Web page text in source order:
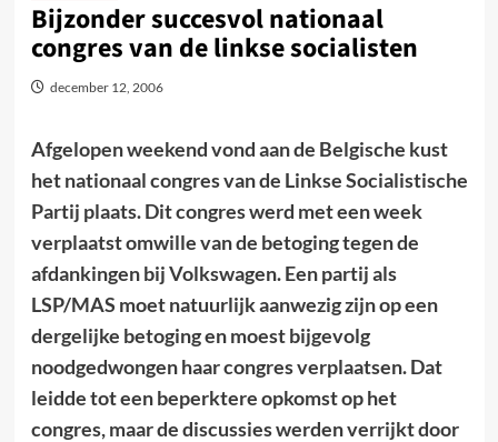
Bijzonder succesvol nationaal
congres van de linkse socialisten
december 12, 2006
Afgelopen weekend vond aan de Belgische kust
het nationaal congres van de Linkse Socialistische
Partij plaats. Dit congres werd met een week
verplaatst omwille van de betoging tegen de
afdankingen bij Volkswagen. Een partij als
LSP/MAS moet natuurlijk aanwezig zijn op een
dergelijke betoging en moest bijgevolg
noodgedwongen haar congres verplaatsen. Dat
leidde tot een beperktere opkomst op het
congres, maar de discussies werden verrijkt door